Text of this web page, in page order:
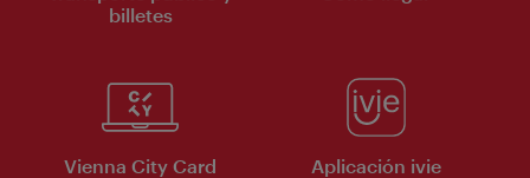
billetes
Vienna City Card Aplicación ivie